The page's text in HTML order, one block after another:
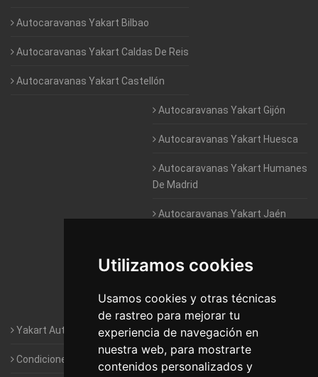
Utilizamos cookies
Usamos cookies y otras técnicas
de rastreo para mejorar tu
experiencia de navegación en
nuestra web, para mostrarte
contenidos personalizados y
Autocaravanas Yakart Bilbao
Autocaravanas Yakart Caldas De Reis
Autocaravanas Yakart Castellón
Autocaravanas Yakart Gijón
Autocaravanas Yakart Huesca
Autocaravanas Yakart Humanes
De Madrid
Autocaravanas Yakart Jaén
Autocaravanas Yakart Valencia
Autocaravanas Yakart Vitoria
Yakart Autocaravanas · La empresa
Condiciones de Alquiler de Yakart